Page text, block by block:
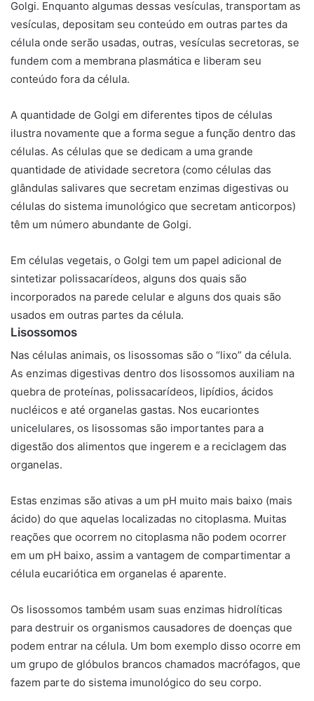
Golgi. Enquanto algumas dessas vesículas, transportam as
vesículas, depositam seu conteúdo em outras partes da
célula onde serão usadas, outras, vesículas secretoras, se
fundem com a membrana plasmática e liberam seu
conteúdo fora da célula.
A quantidade de Golgi em diferentes tipos de células
ilustra novamente que a forma segue a função dentro das
células. As células que se dedicam a uma grande
quantidade de atividade secretora (como células das
glândulas salivares que secretam enzimas digestivas ou
células do sistema imunológico que secretam anticorpos)
têm um número abundante de Golgi.
Em células vegetais, o Golgi tem um papel adicional de
sintetizar polissacarídeos, alguns dos quais são
incorporados na parede celular e alguns dos quais são
usados ​​em outras partes da célula.
Lisossomos
Nas células animais, os lisossomas são o “lixo” da célula.
As enzimas digestivas dentro dos lisossomos auxiliam na
quebra de proteínas, polissacarídeos, lipídios, ácidos
nucléicos e até organelas gastas. Nos eucariontes
unicelulares, os lisossomas são importantes para a
digestão dos alimentos que ingerem e a reciclagem das
organelas.
Estas enzimas são ativas a um pH muito mais baixo (mais
ácido) do que aquelas localizadas no citoplasma. Muitas
reações que ocorrem no citoplasma não podem ocorrer
em um pH baixo, assim a vantagem de compartimentar a
célula eucariótica em organelas é aparente.
Os lisossomos também usam suas enzimas hidrolíticas
para destruir os organismos causadores de doenças que
podem entrar na célula. Um bom exemplo disso ocorre em
um grupo de glóbulos brancos chamados macrófagos, que
fazem parte do sistema imunológico do seu corpo.